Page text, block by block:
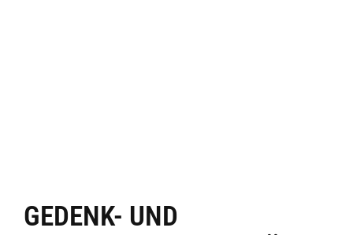
GEDENK- UND